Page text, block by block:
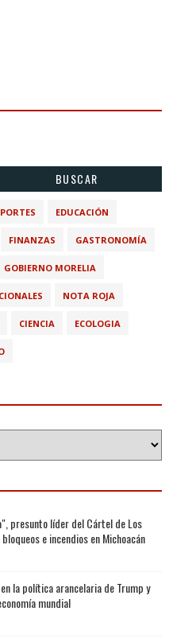
BUSCAR
EDUCACIÓN
FINANZAS GASTRONOMÍA
GOBIERNO MORELIA
NOTA ROJA
CIENCIA ECOLOGIA
presunto líder del Cártel de Los
e incendios en Michoacán
la política arancelaria de Trump y
mundial